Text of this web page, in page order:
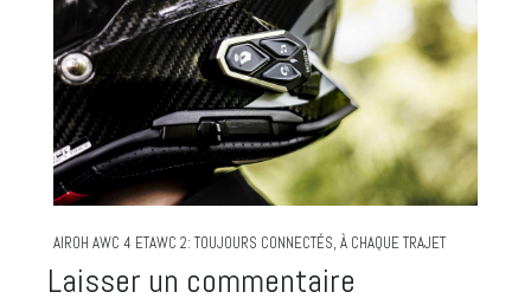
AIROH AWC 4 ETAWC 2: TOUJOURS CONNECTÉS, À CHAQUE TRAJET
Laisser un commentaire